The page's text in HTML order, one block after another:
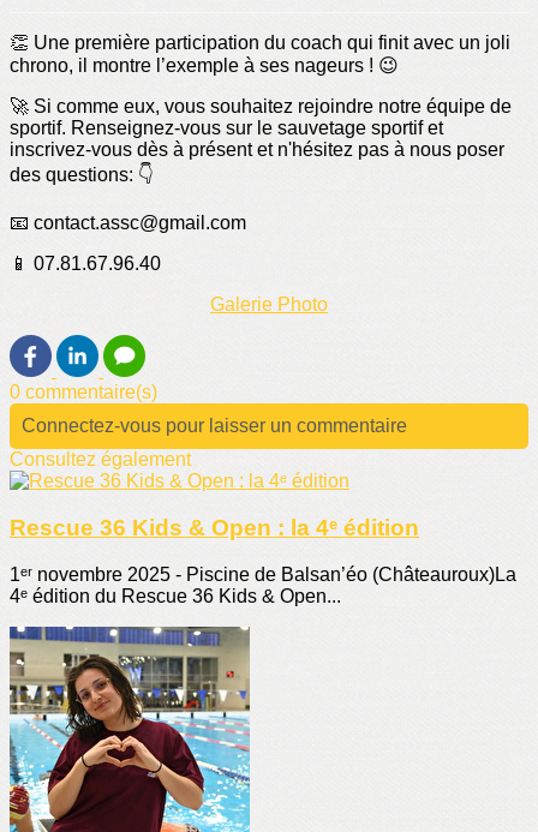
👏 Une première participation du coach qui finit avec un joli
chrono, il montre l’exemple à ses nageurs ! 😉
🚀 Si comme eux, vous souhaitez rejoindre notre équipe de
sportif. Renseignez-vous sur le sauvetage sportif et
inscrivez-vous dès à présent et n'hésitez pas à nous poser
des questions: 👇
📧 contact.assc@gmail.com
📱 07.81.67.96.40
Galerie Photo
0 commentaire(s)
Connectez-vous pour laisser un commentaire
Consultez également
Rescue 36 Kids & Open : la 4ᵉ édition
1ᵉʳ novembre 2025 - Piscine de Balsan’éo (Châteauroux)La
4ᵉ édition du Rescue 36 Kids & Open...